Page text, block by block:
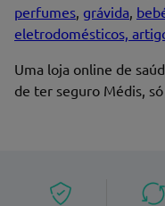
perfumes, grávida,
eletrodomésticos,
Uma loja online de
de ter seguro Médis,